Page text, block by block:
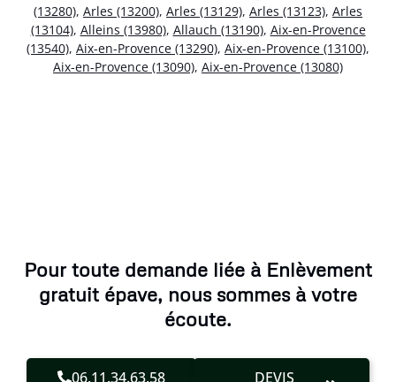
(13280), Arles (13200), Arles (13129), Arles (13123), Arles
(13104), Alleins (13980), Allauch (13190), Aix-en-Provence
(13540), Aix-en-Provence (13290), Aix-en-Provence (13100),
Aix-en-Provence (13090), Aix-en-Provence (13080)
Pour toute demande liée à Enlèvement
gratuit épave, nous sommes à votre
écoute.
06.11.34.63.58 DEVIS